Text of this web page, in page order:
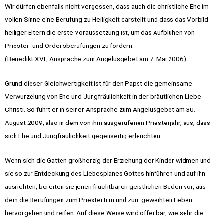
Wir dürfen ebenfalls nicht vergessen, dass auch die christliche Ehe im
vollen Sinne eine Berufung zu Heiligkeit darstellt und dass das Vorbild
heiliger Eltern die erste Voraussetzung ist, um das Aufblühen von
Priester- und Ordensberufungen zu fördern.
(Benedikt XVI., Ansprache zum Angelusgebet am 7. Mai 2006)
Grund dieser Gleichwertigkeit ist für den Papst die gemeinsame
Verwurzelung von Ehe und Jungfräulichkeit in der bräutlichen Liebe
Christi. So führt er in seiner Ansprache zum Angelusgebet am 30.
August 2009, also in dem von ihm ausgerufenen Priesterjahr, aus, dass
sich Ehe und Jungfräulichkeit gegenseitig erleuchten:
Wenn sich die Gatten großherzig der Erziehung der Kinder widmen und
sie so zur Entdeckung des Liebesplanes Gottes hinführen und auf ihn
ausrichten, bereiten sie jenen fruchtbaren geistlichen Boden vor, aus
dem die Berufungen zum Priestertum und zum geweihten Leben
hervorgehen und reifen. Auf diese Weise wird offenbar, wie sehr die